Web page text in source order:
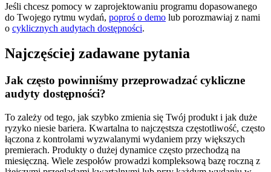
Jeśli chcesz pomocy w zaprojektowaniu programu dopasowanego
do Twojego rytmu wydań, poproś o demo lub porozmawiaj z nami
o cyklicznych audytach dostępności.
Najczęściej zadawane pytania
Jak często powinniśmy przeprowadzać cykliczne
audyty dostępności?
To zależy od tego, jak szybko zmienia się Twój produkt i jak duże
ryzyko niesie bariera. Kwartalna to najczęstsza częstotliwość, często
łączona z kontrolami wyzwalanymi wydaniem przy większych
premierach. Produkty o dużej dynamice często przechodzą na
miesięczną. Wiele zespołów prowadzi kompleksową bazę roczną z